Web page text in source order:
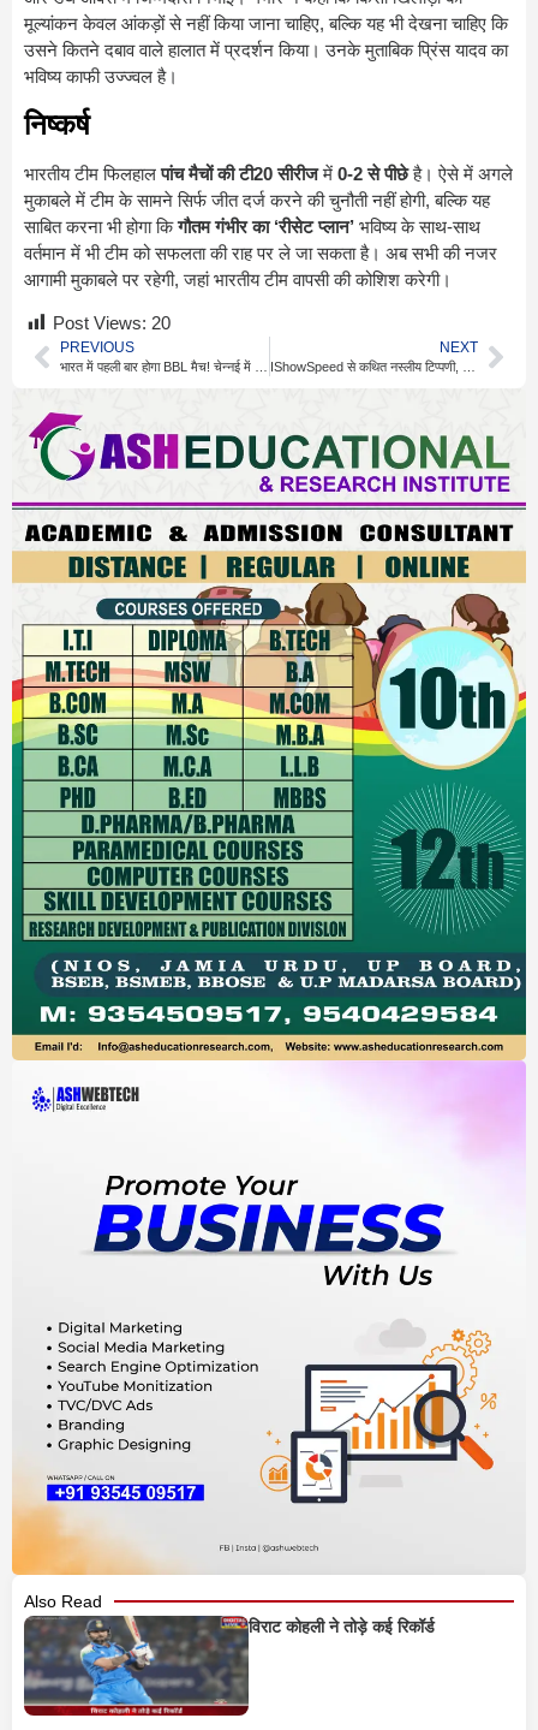
मूल्यांकन केवल आंकड़ों से नहीं किया जाना चाहिए, बल्कि यह भी देखना चाहिए कि
उसने कितने दबाव वाले हालात में प्रदर्शन किया। उनके मुताबिक प्रिंस यादव का
भविष्य काफी उज्ज्वल है।
निष्कर्ष
भारतीय टीम फिलहालपांच मैचों की टी20 सीरीजमें 0-2 से पीछेहै। ऐसे में अगले
मुकाबले में टीम के सामने सिर्फ जीत दर्ज करने की चुनौती नहीं होगी, बल्कि यह
साबित करना भी होगा किगौतम गंभीर का ‘रीसेट प्लान’ भविष्य के साथ-साथ
वर्तमान में भी टीम को सफलता की राह पर ले जा सकता है। अब सभी की नजर
आगामी मुकाबले पर रहेगी, जहां भारतीय टीम वापसी की कोशिश करेगी।
Post Views: 20
PREVIOUS NEXT
Also Read
विराट कोहली ने तोड़े कई रिकॉर्ड